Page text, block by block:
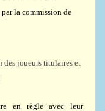
la commission de
joueurs titulaires et
en règle avec leur